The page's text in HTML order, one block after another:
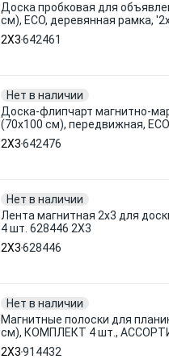
Доска пробковая для
см), ECO, деревянная рамка,
(Польша), TC86/C 642461 2X3
2X3642461
Нет в наличии
Доска-флипчарт магнитно-
(70x100 см), передвижная,
(Польша), TF03 ECO 642476 2X3
2X3642476
Нет в наличии
Лента магнитная 2х3 для
4 шт. 628446 2X3
2X3628446
Нет в наличии
Магнитные полоски для
см), КОМПЛЕКТ 4 шт.,
('Дважды три', Польша), AS1
2X3914432